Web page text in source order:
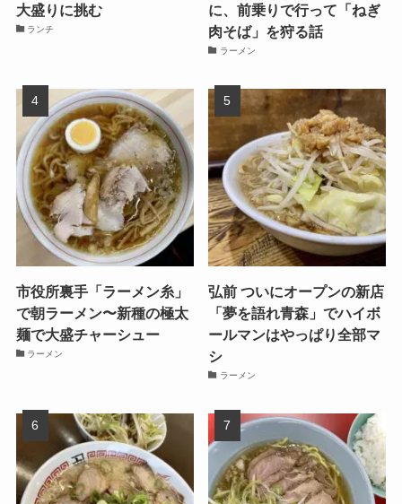
大盛りに挑む
ランチ
に、前乗りで行って「ねぎ
肉そば」を狩る話
ラーメン
市役所裏手「ラーメン糸」
で朝ラーメン〜新種の極太
麺で大盛チャーシュー
ラーメン
弘前 ついにオープンの新店
「夢を語れ青森」でハイボ
ールマンはやっぱり全部マ
シ
ラーメン